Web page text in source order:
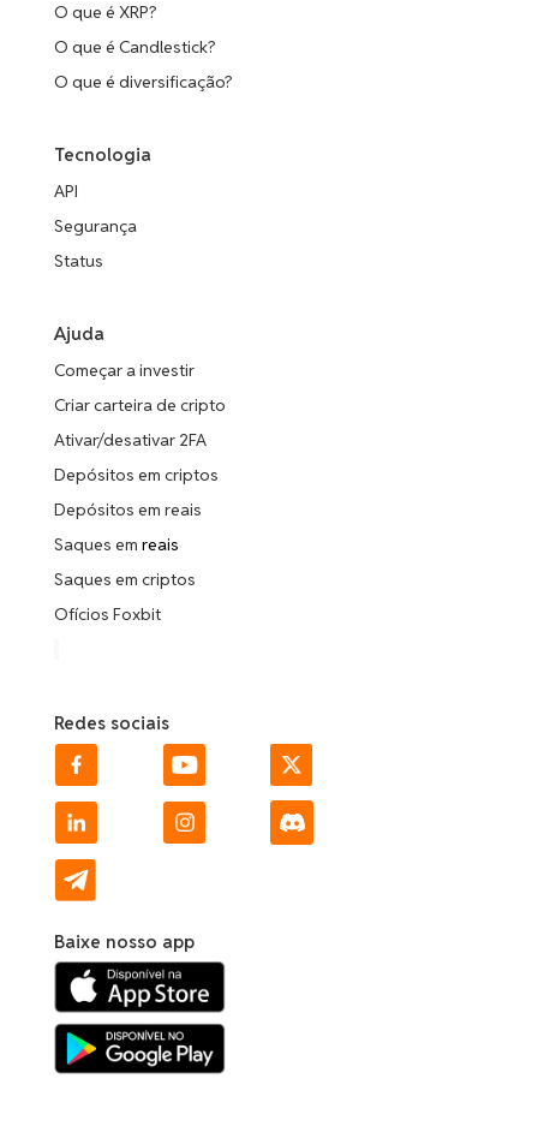
O que é XRP?
O que é Candlestick?
O que é diversificação?
Tecnologia
API
Segurança
Status
Ajuda
Começar a investir
Criar carteira de cripto
Ativar/desativar 2FA
Depósitos em criptos
Depósitos em reais
Saques em reais
Saques em criptos
Ofícios Foxbit
Redes sociais
Baixe nosso app